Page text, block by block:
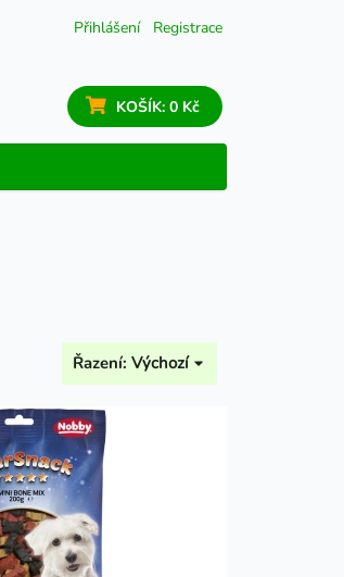
Přihlášení Registrace
KOŠÍK: 0 Kč
Řazení: Výchozí